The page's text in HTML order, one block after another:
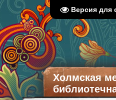
Версия для
Холмская